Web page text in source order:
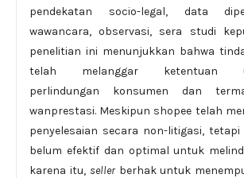
pendekatan socio-legal, data
wawancara, observasi, sera studi
penelitian ini menunjukkan bahwa
telah melanggar ketentuan
perlindungan konsumen dan
wanprestasi. Meskipun shopee telah
penyelesaian secara non-litigasi,
belum efektif dan optimal untuk
karena itu, seller berhak untuk